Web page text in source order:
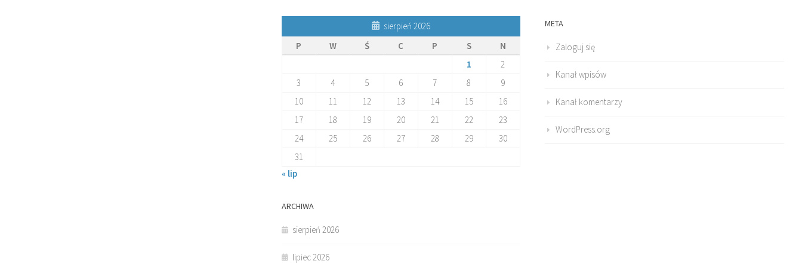
sierpień 2026
P
W Ś C P S
N
1
2
3
4 5 6 7 8
9
10
11 12 13 14 15
16
17
18 19 20 21 22
23
24
25 26 27 28 29
30
31
« lip
ARCHIWA
sierpień 2026
lipiec 2026
META
Zaloguj się
Kanał wpisów
Kanał komentarzy
WordPress.org